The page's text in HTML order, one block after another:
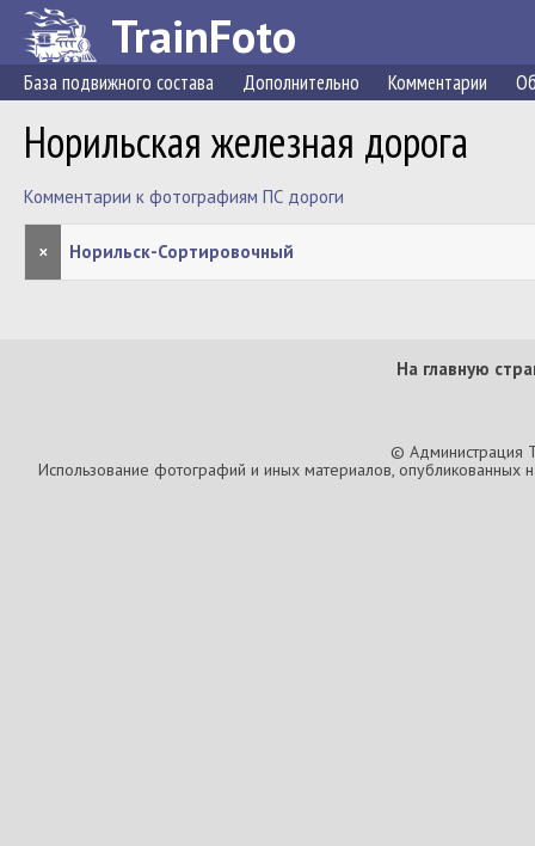
TrainFoto
База подвижного состава Дополнительно Комментарии
Норильская железная дорога
Комментарии к фотографиям ПС дороги
× Норильск-Сортировочный
На главную
© Администрация
Использование фотографий и иных материалов, опубликованных